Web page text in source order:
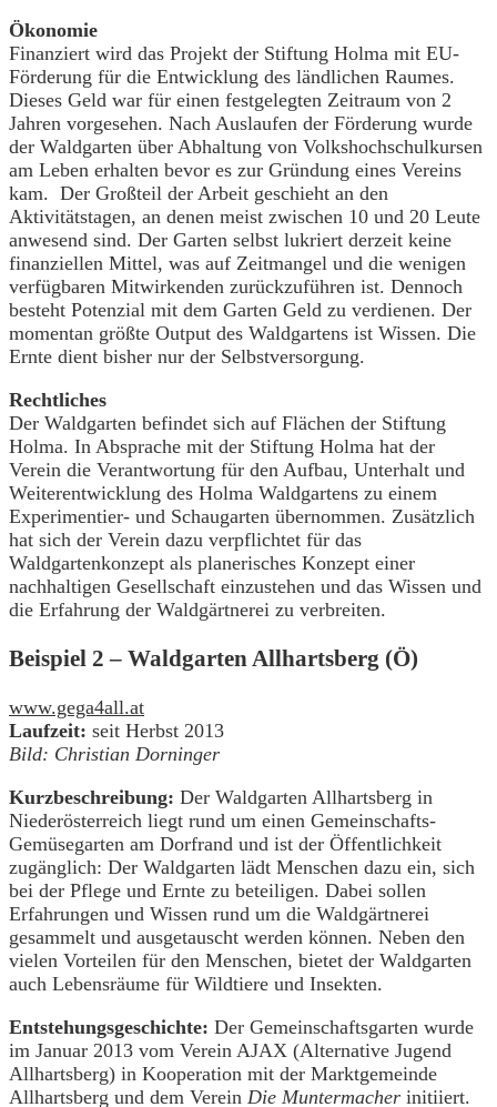
Ökonomie
Finanziert wird das Projekt der Stiftung Holma mit EU-
Förderung für die Entwicklung des ländlichen Raumes.
Dieses Geld war für einen festgelegten Zeitraum von 2
Jahren vorgesehen. Nach Auslaufen der Förderung wurde
der Waldgarten über Abhaltung von Volkshochschulkursen
am Leben erhalten bevor es zur Gründung eines Vereins
kam. Der Großteil der Arbeit geschieht an den
Aktivitätstagen, an denen meist zwischen 10 und 20 Leute
anwesend sind. Der Garten selbst lukriert derzeit keine
finanziellen Mittel, was auf Zeitmangel und die wenigen
verfügbaren Mitwirkenden zurückzuführen ist. Dennoch
besteht Potenzial mit dem Garten Geld zu verdienen. Der
momentan größte Output des Waldgartens ist Wissen. Die
Ernte dient bisher nur der Selbstversorgung.
Rechtliches
Der Waldgarten befindet sich auf Flächen der Stiftung
Holma. In Absprache mit der Stiftung Holma hat der
Verein die Verantwortung für den Aufbau, Unterhalt und
Weiterentwicklung des Holma Waldgartens zu einem
Experimentier- und Schaugarten übernommen. Zusätzlich
hat sich der Verein dazu verpflichtet für das
Waldgartenkonzept als planerisches Konzept einer
nachhaltigen Gesellschaft einzustehen und das Wissen und
die Erfahrung der Waldgärtnerei zu verbreiten.
Beispiel 2 – Waldgarten Allhartsberg (Ö)
www.gega4all.at
Laufzeit: seit Herbst 2013
Bild: Christian Dorninger
Kurzbeschreibung: Der Waldgarten Allhartsberg in
Niederösterreich liegt rund um einen Gemeinschafts-
Gemüsegarten am Dorfrand und ist der Öffentlichkeit
zugänglich: Der Waldgarten lädt Menschen dazu ein, sich
bei der Pflege und Ernte zu beteiligen. Dabei sollen
Erfahrungen und Wissen rund um die Waldgärtnerei
gesammelt und ausgetauscht werden können. Neben den
vielen Vorteilen für den Menschen, bietet der Waldgarten
auch Lebensräume für Wildtiere und Insekten.
Entstehungsgeschichte: Der Gemeinschaftsgarten wurde
im Januar 2013 vom Verein AJAX (Alternative Jugend
Allhartsberg) in Kooperation mit der Marktgemeinde
Allhartsberg und dem Verein Die Muntermacher initiiert.